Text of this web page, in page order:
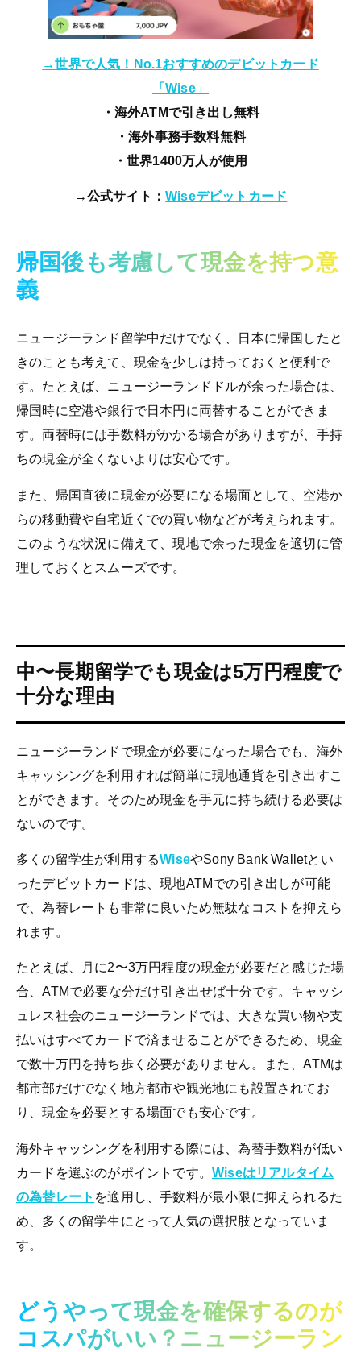
→世界で人気！No.1おすすめのデビットカード
「Wise」
・海外ATMで引き出し無料
・海外事務手数料無料
・世界1400万人が使用
→公式サイト：Wiseデビットカード
帰国後も考慮して現金を持つ意
義
ニュージーランド留学中だけでなく、日本に帰国したと
きのことも考えて、現金を少しは持っておくと便利で
す。たとえば、ニュージーランドドルが余った場合は、
帰国時に空港や銀行で日本円に両替することができま
す。両替時には手数料がかかる場合がありますが、手持
ちの現金が全くないよりは安心です。
また、帰国直後に現金が必要になる場面として、空港か
らの移動費や自宅近くでの買い物などが考えられます。
このような状況に備えて、現地で余った現金を適切に管
理しておくとスムーズです。
中〜長期留学でも現金は5万円程度で
十分な理由
ニュージーランドで現金が必要になった場合でも、海外
キャッシングを利用すれば簡単に現地通貨を引き出すこ
とができます。そのため現金を手元に持ち続ける必要は
ないのです。
多くの留学生が利用するWiseやSony Bank Walletとい
ったデビットカードは、現地ATMでの引き出しが可能
で、為替レートも非常に良いため無駄なコストを抑えら
れます。
たとえば、月に2〜3万円程度の現金が必要だと感じた場
合、ATMで必要な分だけ引き出せば十分です。キャッシ
ュレス社会のニュージーランドでは、大きな買い物や支
払いはすべてカードで済ませることができるため、現金
で数十万円を持ち歩く必要がありません。また、ATMは
都市部だけでなく地方都市や観光地にも設置されてお
り、現金を必要とする場面でも安心です。
海外キャッシングを利用する際には、為替手数料が低い
カードを選ぶのがポイントです。 Wiseはリアルタイム
の為替レート を適用し、手数料が最小限に抑えられるた
め、多くの留学生にとって人気の選択肢となっていま
す。
どうやって現金を確保するのが
コスパがいい？ニュージーラン